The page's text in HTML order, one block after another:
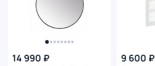
14 990 ₽ 9 600 ₽